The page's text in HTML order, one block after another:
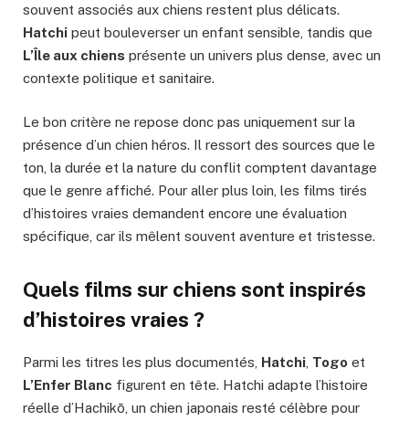
souvent associés aux chiens restent plus délicats.
Hatchi peut bouleverser un enfant sensible, tandis que
L’Île aux chiens présente un univers plus dense, avec un
contexte politique et sanitaire.
Le bon critère ne repose donc pas uniquement sur la
présence d’un chien héros. Il ressort des sources que le
ton, la durée et la nature du conflit comptent davantage
que le genre affiché. Pour aller plus loin, les films tirés
d’histoires vraies demandent encore une évaluation
spécifique, car ils mêlent souvent aventure et tristesse.
Quels films sur chiens sont inspirés
d’histoires vraies ?
Parmi les titres les plus documentés, Hatchi Togo et
L’Enfer Blanc figurent en tête. Hatchi adapte l’histoire
réelle d’Hachikō, un chien japonais resté célèbre pour